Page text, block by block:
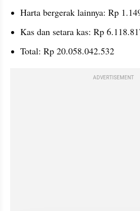
Harta bergerak lainnya: Rp
Kas dan setara kas: Rp
Total: Rp 20.058.042.532
ADVERTISEMENT